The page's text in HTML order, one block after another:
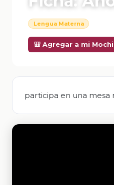
Lengua Materna
🎒 Agregar a mi
participa en una